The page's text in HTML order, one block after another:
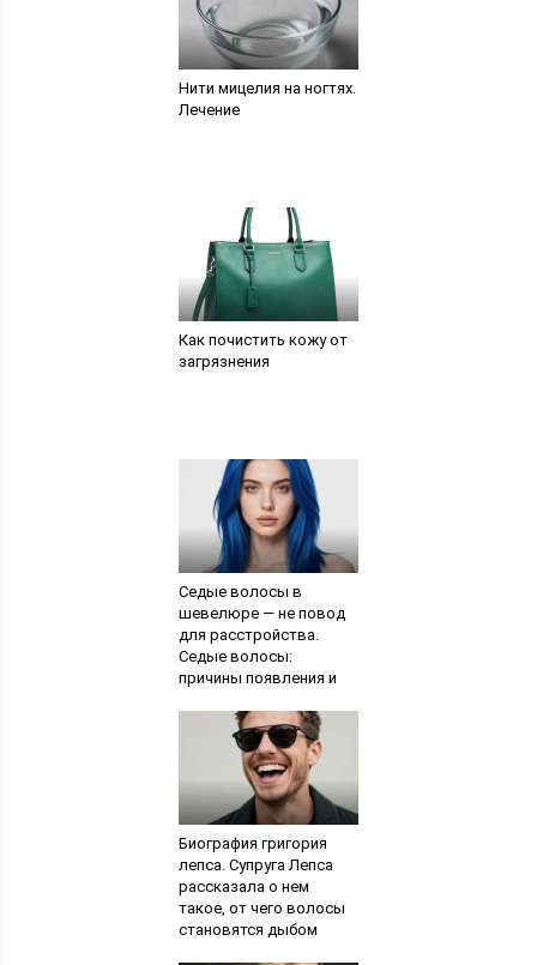
Нити мицелия на ногтях.
Лечение
Как почистить кожу от
загрязнения
Седые волосы в
шевелюре — не повод
для расстройства.
Седые волосы:
причины появления и
Биография григория
лепса. Супруга Лепса
рассказала о нем
такое, от чего волосы
становятся дыбом